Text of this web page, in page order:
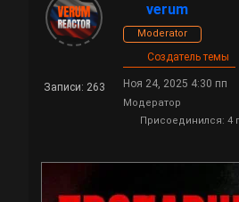
Записи: 263
verum
Moderator
Создатель темы
Ноя 24, 2025 4:30 пп
Модератор
Присоединился: 4